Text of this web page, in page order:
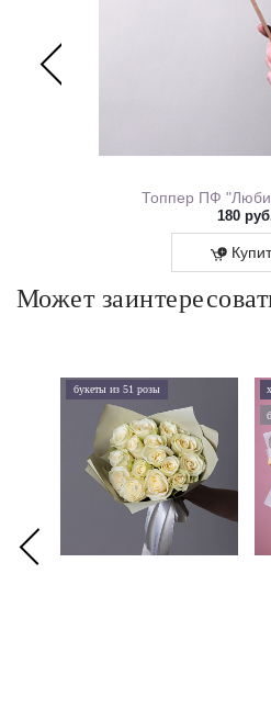
Топпер ПФ
180
Может
букеты из 51 розы